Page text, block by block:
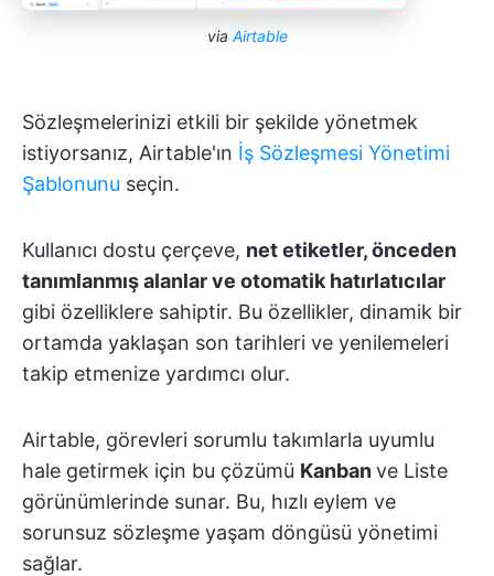
via Airtable
Sözleşmelerinizi etkili bir şekilde yönetmek
istiyorsanız, Airtable'ın İş Sözleşmesi Yönetimi
Şablonunu seçin.
Kullanıcı dostu çerçeve, net etiketler, önceden
tanımlanmış alanlar ve otomatik hatırlatıcılar
gibi özelliklere sahiptir. Bu özellikler, dinamik bir
ortamda yaklaşan son tarihleri ve yenilemeleri
takip etmenize yardımcı olur.
Airtable, görevleri sorumlu takımlarla uyumlu
hale getirmek için bu çözümü Kanbanve Liste
görünümlerinde sunar. Bu, hızlı eylem ve
sorunsuz sözleşme yaşam döngüsü yönetimi
sağlar.